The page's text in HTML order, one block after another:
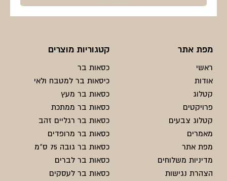
מפת אתר
ראשי
אודות
קטלוג
פרויקטים
קטלוג צבעים
מאמרים
מפת אתר
מדיניות משלוחים
הצהרת נגישות
קטגוריות מוצרים
כסאות בר
כיסאות בר למטבח ולאי
כסאות בר מעץ
כסאות בר ממתכת
כסאות בר רגליים זהב
כסאות בר מרופדים
כסאות בר גובה 75 ס"מ
כסאות בר לברים
כסאות בר לעסקים